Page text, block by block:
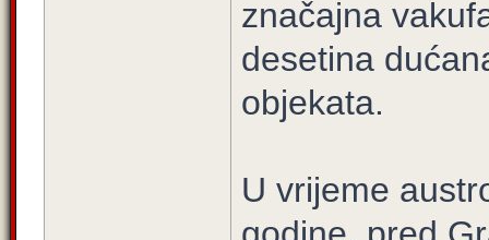
značajna
desetina
objekata.
U vrijeme